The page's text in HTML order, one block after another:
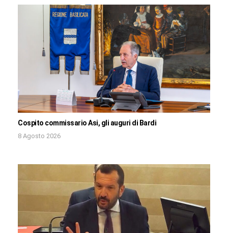
Cospito commissario Asi, gli auguri di Bardi
8 Agosto 2026